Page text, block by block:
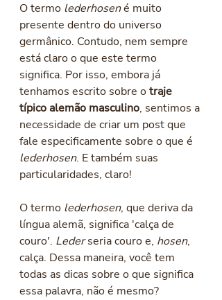
O termo lederhosen é muito
presente dentro do universo
germânico. Contudo, nem sempre
está claro o que este termo
significa. Por isso, embora já
tenhamos escrito sobre o traje
típico alemão masculino, sentimos a
necessidade de criar um post que
fale especificamente sobre o que é
lederhosen. E também suas
particularidades, claro!
O termo lederhosen, que deriva da
língua alemã, significa 'calça de
couro'. Leder seria couro e, hosen,
calça. Dessa maneira, você tem
todas as dicas sobre o que significa
essa palavra, não é mesmo?